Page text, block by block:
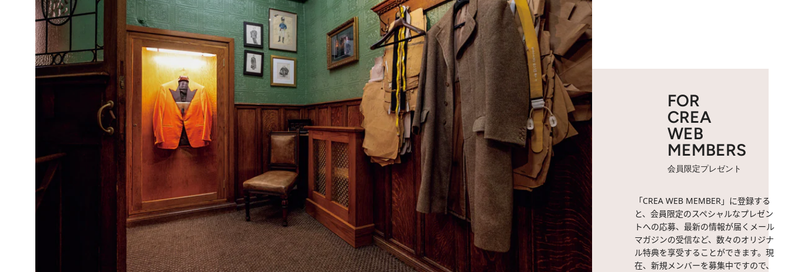
FOR
CREA
WEB
MEMBERS
会員限定プレゼント
「CREA WEB MEMBER」に登録する
と、会員限定のスペシャルなプレゼン
トへの応募、最新の情報が届くメール
マガジンの受信など、数々のオリジナ
ル特典を享受することができます。現
在、新規メンバーを募集中ですので、